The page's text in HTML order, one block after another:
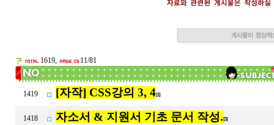
1619, 11/81
1419 [자작] CSS강의 3, 4[1]
1418 자소서 & 지원서 기초 문서 작성. [5]